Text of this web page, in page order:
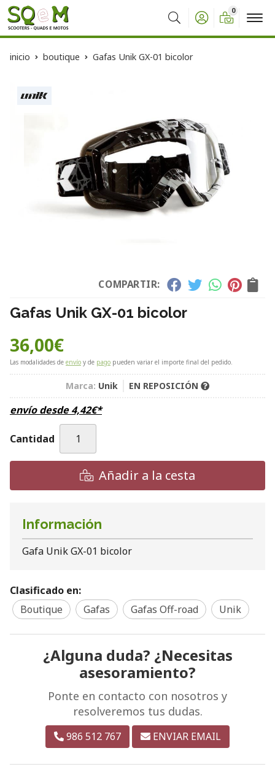
Buscar
0
inicio boutique Gafas Unik GX-01 bicolor
COMPARTIR:
Gafas Unik GX-01 bicolor
36,00€
Las modalidades de envío y de pago pueden variar el importe final del pedido.
Marca: Unik EN REPOSICIÓN
envío desde4,42€*
Cantidad
Añadir a la cesta
Información
Gafa Unik GX-01 bicolor
Clasificado en:
Boutique
Gafas Gafas Off-road Unik
¿Alguna duda? ¿Necesitas
asesoramiento?
Ponte en contacto con nosotros y
resolveremos tus dudas.
986 512 767 ENVIAR EMAIL